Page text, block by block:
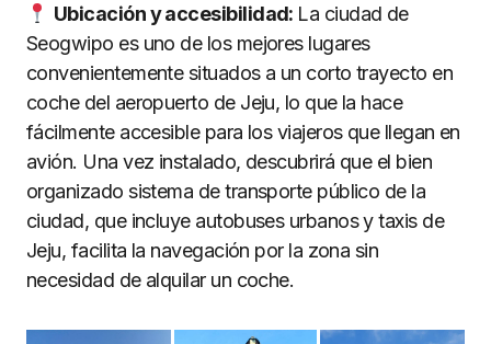
Ubicación y accesibilidad: La ciudad de
Seogwipo es uno de los mejores lugares
convenientemente situados a un corto trayecto en
coche del aeropuerto de Jeju, lo que la hace
fácilmente accesible para los viajeros que llegan en
avión. Una vez instalado, descubrirá que el bien
organizado sistema de transporte público de la
ciudad, que incluye autobuses urbanos y taxis de
Jeju, facilita la navegación por la zona sin
necesidad de alquilar un coche.